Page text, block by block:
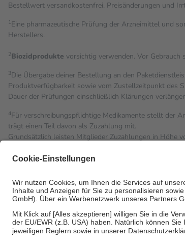
Bestell­wert versand­kosten­frei. Preisänderungen und
1Eine pharmazeutische Prüfung der Arzneimittel und
Herstellers.
2Biozidprodukte vorsichtig verwenden. Vor
3Die Übergabe deiner Bestellung an den
Produktverfügbarkeit sowie vom Zustellzeitpunkt des
Dauer der Prüfungen einschließlich Klärungen
4Für verschreibungspflichtige Medikamente stellt der
trägt einen Teil davon als Zuzahlung mit.
Grundsätzlich leisten Mitglieder Zuzahlungen in Höhe
Diese Regeln gelten grundsätzlich auch für Online-
Um das Engagement der Versicherten für ihre eigene
• Kindern und Jugendlichen bis zum vollendeten 18.
• Untersuchungen zur Vorsorge und Früherkennung,
• empfohlenen Schutzimpfungen
• Harn- und Blutteststreifen